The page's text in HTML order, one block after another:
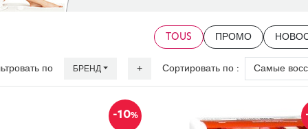
TOUS ПРОМО
по БРЕНД + Сортировать по :
-10%